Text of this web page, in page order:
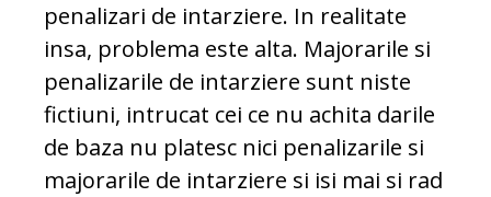
penalizari de intarziere. In realitate
insa, problema este alta. Majorarile si
penalizarile de intarziere sunt niste
fictiuni, intrucat cei ce nu achita darile
de baza nu platesc nici penalizarile si
majorarile de intarziere si isi mai si rad